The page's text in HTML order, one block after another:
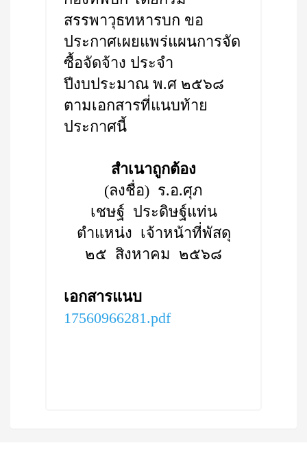
สรรพาวุธทหารบก ขอ
ประกาศเผยแพร่แผนการจัด
ซื้อจัดจ้าง ประจำ
ปีงบประมาณ พ.ศ ๒๕๖๘
ตามเอกสารที่แนบท้าย
ประกาศนี้
สำเนาถูกต้อง
(ลงชื่อ) ร.อ.ศุภ
เชษฐ์ ประดิษฐ์แท่น
ตำแหน่ง เจ้าหน้าที่พัสดุ
๒๕ สิงหาคม ๒๕๖๘
เอกสารแนบ
17560966281.pdf